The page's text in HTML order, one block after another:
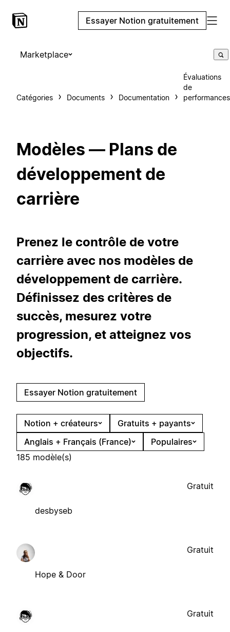
Essayer Notion gratuitement
Marketplace
Catégories Documents Documentation
Évaluations
de
performances
Modèles — Plans de
développement de
carrière
Prenez le contrôle de votre
carrière avec nos modèles de
développement de carrière.
Définissez des critères de
succès, mesurez votre
progression, et atteignez vos
objectifs.
Essayer Notion gratuitement
Notion + créateurs
Gratuits + payants
Anglais + Français (France)
Populaires
185 modèle(s)
desbyseb
Gratuit
Hope & Door
Gratuit
Gratuit